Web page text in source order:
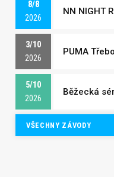
8/8
2026
NN NIGHT
3/10
2026
PUMA
5/10
2026
Běžecká
VŠECHNY ZÁVODY